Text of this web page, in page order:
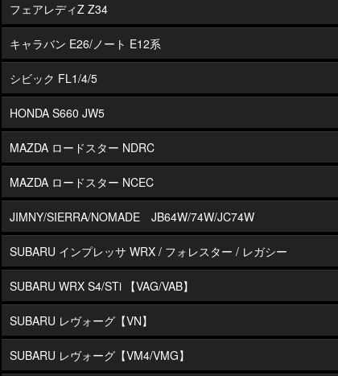
フェアレディZ Z34
キャラバン E26/ノート E12系
シビック FL1/4/5
HONDA S660 JW5
MAZDA ロードスター NDRC
MAZDA ロードスター NCEC
JIMNY/SIERRA/NOMADE JB64W/74W/JC74W
SUBARU インプレッサ WRX / フォレスター / レガシー
SUBARU WRX S4/STi 【VAG/VAB】
SUBARU レヴォーグ【VN】
SUBARU レヴォーグ【VM4/VMG】